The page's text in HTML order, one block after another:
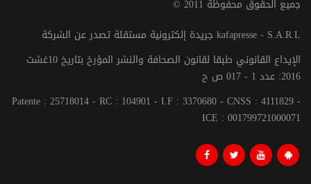
© جميع الحقوق محفوظة 2011
جريدة إلكترونية مستقلة تصدر عن الشركة kafapresse - S.A.R.L
الإيداع القانوني طبقا لقانون الصحافة والنشر المؤرخ بتاريخ 10غشت
2016: عدد 1 - 017 ص ح
Patente : 25718014 - RC : 104901 - I.F : 3370680 - CNSS : 4111829 -
ICE : 001799721000071